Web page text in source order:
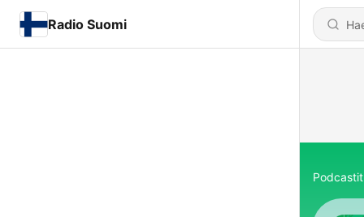
Radio Suomi
Podcastit